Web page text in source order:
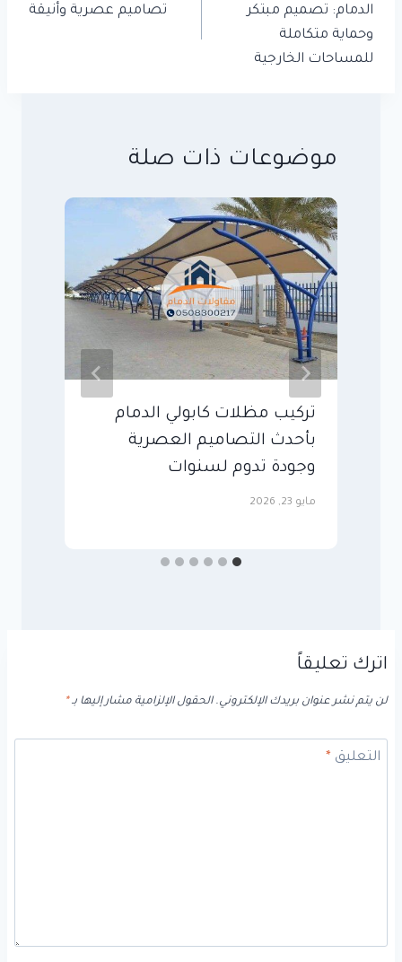
الدمام: تصميم مبتكر
وحماية متكاملة
للمساحات الخارجية
تصاميم عصرية وأنيقة
موضوعات ذات صلة
تركيب مظلات كابولي الدمام
بأحدث التصاميم العصرية
وجودة تدوم لسنوات
مايو 23, 2026
اترك تعليقاً
لن يتم نشر عنوان بريدك الإلكتروني. الحقول الإلزامية مشار إليها بـ*
التعليق*